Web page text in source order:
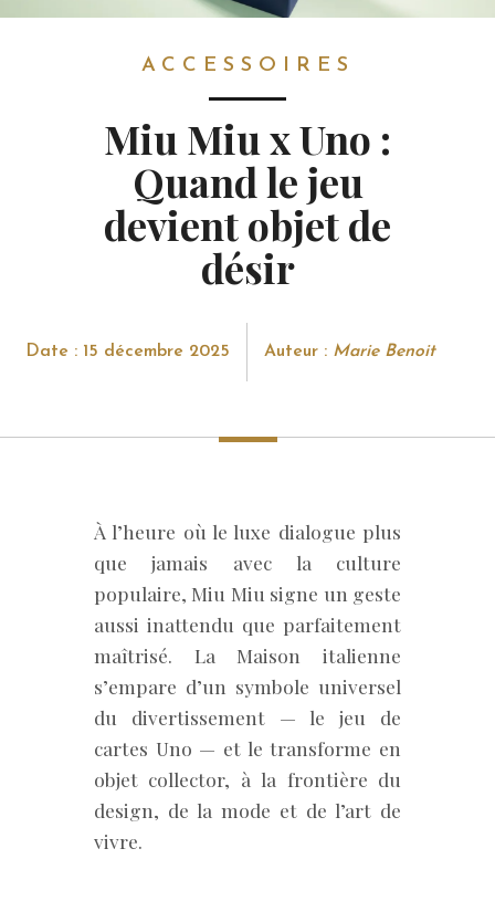
ACCESSOIRES
Miu Miu x Uno :
Quand le jeu
devient objet de
désir
Date : 15 décembre 2025 Auteur : Marie Benoit
À l’heure où le luxe dialogue plus
que jamais avec la culture
populaire, Miu Miu signe un geste
aussi inattendu que parfaitement
maîtrisé. La Maison italienne
s’empare d’un symbole universel
du divertissement — le jeu de
cartes Uno — et le transforme en
objet collector, à la frontière du
design, de la mode et de l’art de
vivre.